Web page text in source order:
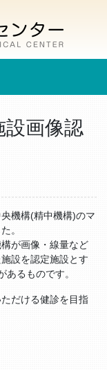
画像認
機構(精中機構)のマ
。
が画像・線量など
設を認定施設とす
るものです。
だける健診を目指